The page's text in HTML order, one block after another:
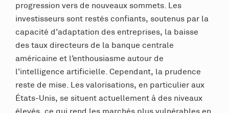
progression vers de nouveaux sommets. Les
investisseurs sont restés confiants, soutenus par la
capacité d’adaptation des entreprises, la baisse
des taux directeurs de la banque centrale
américaine et l’enthousiasme autour de
l’intelligence artificielle. Cependant, la prudence
reste de mise. Les valorisations, en particulier aux
États-Unis, se situent actuellement à des niveaux